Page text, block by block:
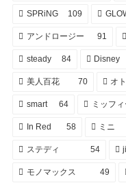
SPRiNG 109
アンドロージー 91
steady 84 Disney
美人百花 70 オ
smart 64 ミッフィ
In Red 58 ミニ
ステディ 54
モノマックス 49